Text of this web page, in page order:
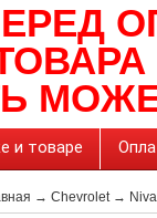
и товаре
→ Chevrolet→ Niva